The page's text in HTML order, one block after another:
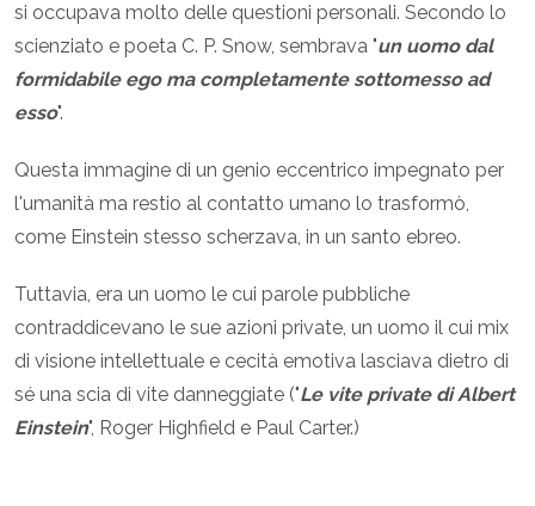
si occupava molto delle questioni personali. Secondo lo
scienziato e poeta C. P. Snow, sembrava "un uomo dal
formidabile ego ma completamente sottomesso ad
esso".
Questa immagine di un genio eccentrico impegnato per
l'umanità ma restio al contatto umano lo trasformò,
come Einstein stesso scherzava, in un santo ebreo.
Tuttavia, era un uomo le cui parole pubbliche
contraddicevano le sue azioni private, un uomo il cui mix
di visione intellettuale e cecità emotiva lasciava dietro di
sé una scia di vite danneggiate ("Le vite private di Albert
Einstein", Roger Highfield e Paul Carter.)